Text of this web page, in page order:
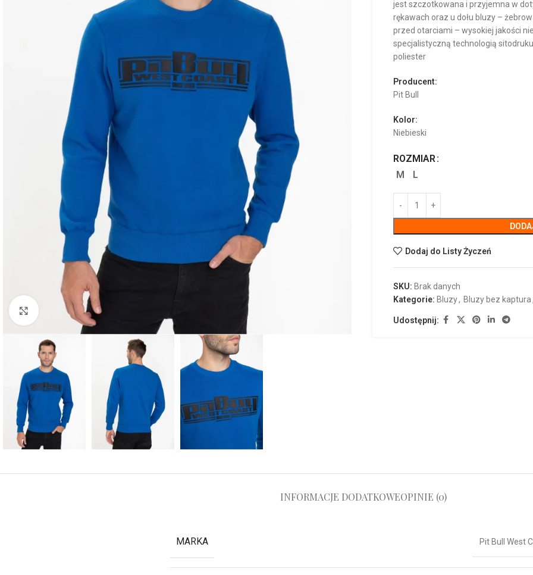
Kliknij aby powiększyć
jest szczotkowana i przyjemna w
rękawach oraz u dołu bluzy –
przed otarciami – wysokiej jakości
specjalistyczną technologią
poliester
Producent:
Pit Bull
Kolor:
Niebieski
ROZMIAR
M
L
Dodaj do Listy Życzeń
SKU: Brak danych
Kategorie: Bluzy, Bluzy bez kaptura
Udostępnij:
INFORMACJE DODATKOWEOPINIE (0)
MARKA Pit Bull West